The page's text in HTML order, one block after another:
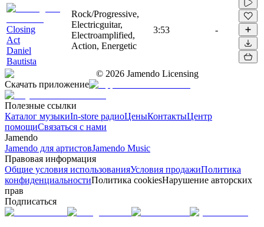
Closing
Act
Daniel
Bautista
Rock/Progressive,
Electricguitar,
Electroamplified,
Action, Energetic
3:53 -
© 2026 Jamendo Licensing
Скачать приложение
Полезные ссылки
Каталог музыкиIn-store радиоЦеныКонтактыЦентр
помощиСвязаться с нами
Jamendo
Jamendo для артистовJamendo Music
Правовая информация
Общие условия использованияУсловия продажиПолитика
конфиденциальностиПолитика cookiesНарушение авторских
прав
Подписаться